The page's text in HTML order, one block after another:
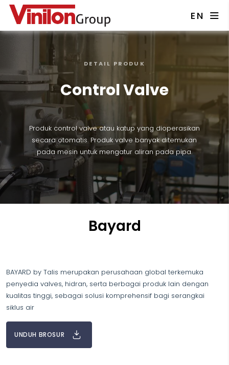
EN
Control Valve
DETAIL PRODUK
Produk control valve atau katup yang dioperasikan
secara otomatis. Produk valve banyak ditemukan
pada mesin untuk mengatur aliran pada pipa.
Bayard
BAYARD by Talis merupakan perusahaan global terkemuka
penyedia valves, hidran, serta berbagai produk lain dengan
kualitas tinggi, sebagai solusi komprehensif bagi serangkai
siklus air
UNDUH BROSUR